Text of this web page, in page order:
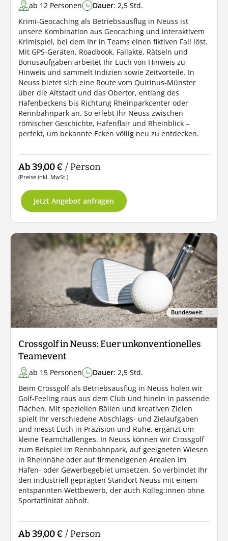
ab 12 Personen Dauer: 2,5 Std.
Krimi-Geocaching als Betriebsausflug in Neuss ist
unsere Kombination aus Geocaching und interaktivem
Krimispiel, bei dem Ihr in Teams einen fiktiven Fall löst.
Mit GPS-Geräten, Roadbook, Fallakte, Rätseln und
Bonusaufgaben arbeitet Ihr Euch von Hinweis zu
Hinweis und sammelt Indizien sowie Zeitvorteile. In
Neuss bietet sich eine Route vom Quirinus-Münster
über die Altstadt und das Obertor, entlang des
Hafenbeckens bis Richtung Rheinparkcenter oder
Rennbahnpark an. So erlebt Ihr Neuss zwischen
römischer Geschichte, Hafenflair und Rheinblick –
perfekt, um bekannte Ecken völlig neu zu entdecken.
Ab 39,00 € / Person
(Preise inkl. MwSt.)
Jetzt Angebot anfragen
Bundesweit
Crossgolf in Neuss: Euer unkonventionelles
Teamevent
ab 15 Personen Dauer: 2,5 Std.
Beim Crossgolf als Betriebsausflug in Neuss holen wir
Golf-Feeling raus aus dem Club und hinein in passende
Flächen. Mit speziellen Bällen und kreativen Zielen
spielt Ihr verschiedene Abschlags- und Zielaufgaben
und messt Euch in Präzision und Ruhe, ergänzt um
kleine Teamchallenges. In Neuss können wir Crossgolf
zum Beispiel im Rennbahnpark, auf geeigneten Wiesen
in Rheinnähe oder auf firmeneigenen Arealen im
Hafen- oder Gewerbegebiet umsetzen. So verbindet Ihr
den industriell geprägten Standort Neuss mit einem
entspannten Wettbewerb, der auch Kolleg:innen ohne
Sportaffinität abholt.
Ab 39,00 € / Person